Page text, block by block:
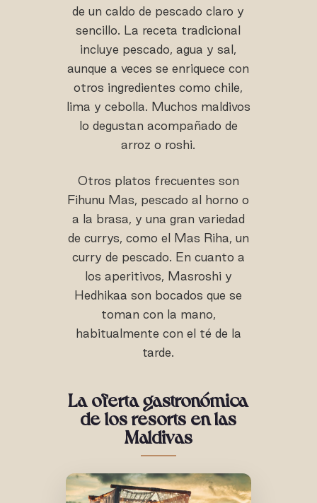
de un caldo de pescado claro y
sencillo. La receta tradicional
incluye pescado, agua y sal,
aunque a veces se enriquece con
otros ingredientes como chile,
lima y cebolla. Muchos maldivos
lo degustan acompañado de
arroz o roshi.
Otros platos frecuentes son
Fihunu Mas, pescado al horno o
a la brasa, y una gran variedad
de currys, como el Mas Riha, un
curry de pescado. En cuanto a
los aperitivos, Masroshi y
Hedhikaa son bocados que se
toman con la mano,
habitualmente con el té de la
tarde.
La oferta gastronómica
de los resorts en las
Maldivas